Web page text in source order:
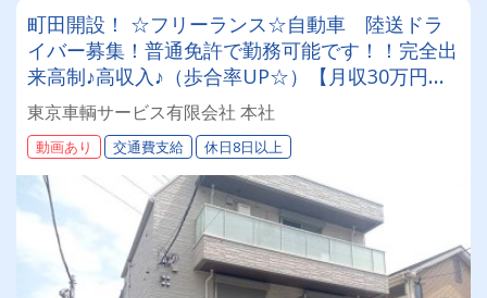
町田開設！ ☆フリーランス☆自動車 陸送ドラ
イバー募集！普通免許で勤務可能です！！完全出
来高制♪高収入♪（歩合率UP☆）【月収30万円以
上もコンスタントに！】月収40万円以上稼がれて
いる方も♪【運転メイン】【荷扱いなし】【業務
委託】【ご自宅のエリアの仕事をご紹介】etc...
東京車輌サービス有限会社 本社
動画あり 交通費支給 休日8日以上